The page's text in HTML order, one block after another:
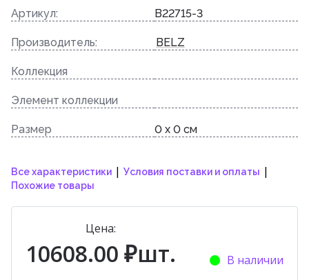
Артикул: B22715-3
Производитель: BELZ
Коллекция
Элемент коллекции
Размер 0 x 0 см
Все характеристики | Условия поставки и оплаты |
Похожие товары
Цена:
10608.00 ₽шт. В наличии